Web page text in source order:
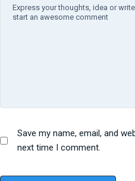
Save my name, email, and
next time I comment.